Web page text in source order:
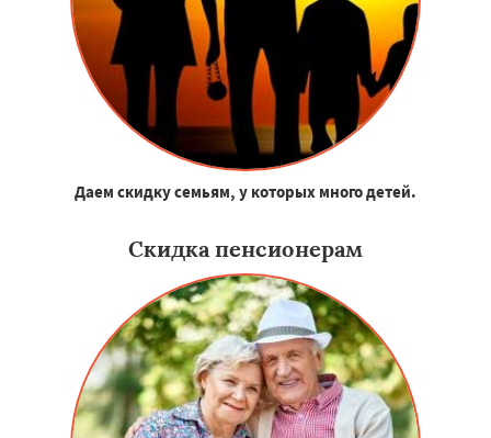
Даем скидку семьям, у которых много детей.
Скидка пенсионерам